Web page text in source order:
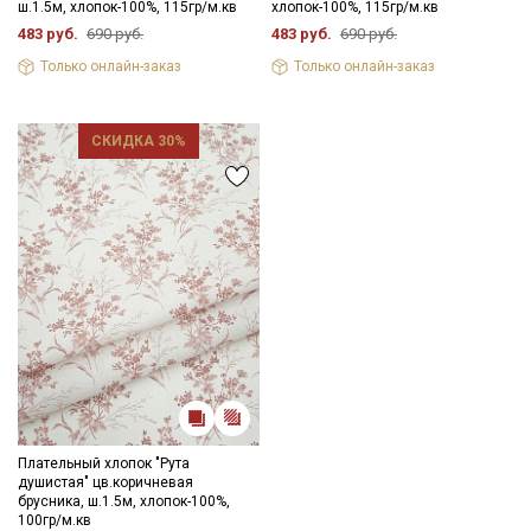
ткани в зависимости от настроек вашего монитора и в
зависимости от партии тон ткани может отличаться.
ш.1.5м, хлопок-100%, 115гр/м.кв
483 руб. 690 руб.
Только онлайн-заказ
хлопок-100%, 115гр/м.кв
483 руб. 690 руб.
Только онлайн-заказ
СКИДКА 30%
Плательный хлопок "Рута
душистая" цв.коричневая
брусника, ш.1.5м, хлопок-100%,
100гр/м.кв
Секретная рассылка от Купава